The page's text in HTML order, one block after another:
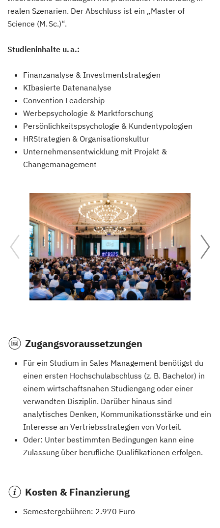
realen Szenarien. Der Abschluss ist ein „Master of
Science (M. Sc.)“.
Studieninhalte u. a.:
Finanzanalyse & Investmentstrategien
KIbasierte Datenanalyse
Convention Leadership
Werbepsychologie & Marktforschung
Persönlichkeitspsychologie & Kundentypologien
HRStrategien & Organisationskultur
Unternehmensentwicklung mit Projekt &
Changemanagement
Zugangsvoraussetzungen
Für ein Studium in Sales Management benötigst du
einen ersten Hochschulabschluss (z. B. Bachelor) in
einem wirtschaftsnahen Studiengang oder einer
verwandten Disziplin. Darüber hinaus sind
analytisches Denken, Kommunikationsstärke und ein
Interesse an Vertriebsstrategien von Vorteil.
Oder: Unter bestimmten Bedingungen kann eine
Zulassung über berufliche Qualifikationen erfolgen.
Kosten & Finanzierung
Semestergebühren: 2.970 Euro